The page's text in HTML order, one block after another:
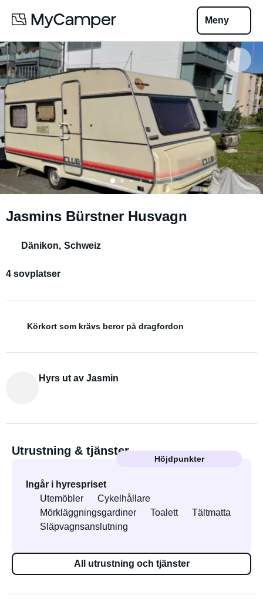
Meny
Jasmins Bürstner Husvagn
Dänikon, Schweiz
4 sovplatser
Körkort som krävs beror på dragfordon
Hyrs ut av Jasmin
Utrustning & tjänster
Höjdpunkter
Ingår i hyrespriset
Utemöbler
Cykelhållare
Mörkläggningsgardiner
Toalett
Tältmatta
Släpvagnsanslutning
All utrustning och tjänster